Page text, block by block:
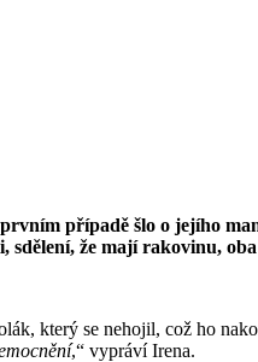
případě šlo o jejího
sdělení, že mají rakovinu,
který se nehojil, což ho
,“ vypráví Irena.